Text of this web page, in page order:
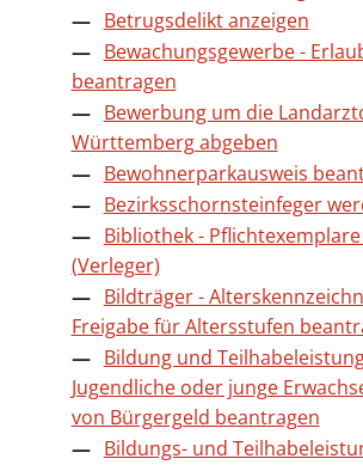
Betrugsdelikt anzeigen
Bewachungsgewerbe -
beantragen
Bewerbung um die
Württemberg abgeben
Bewohnerparkausweis
Bezirksschornsteinfeger
Bibliothek -
(Verleger)
Bildträger -
Freigabe für Altersstufen
Bildung und
Jugendliche oder junge
von Bürgergeld beantragen
Bildungs- und